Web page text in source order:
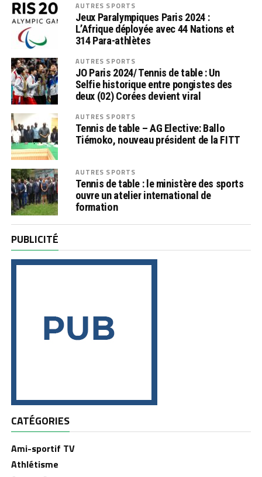
AUTRES SPORTS
Jeux Paralympiques Paris 2024 :
L’Afrique déployée avec 44 Nations et
314 Para-athlètes
AUTRES SPORTS
JO Paris 2024/ Tennis de table : Un
Selfie historique entre pongistes des
deux (02) Corées devient viral
AUTRES SPORTS
Tennis de table – AG Elective: Ballo
Tiémoko, nouveau président de la FITT
AUTRES SPORTS
Tennis de table : le ministère des sports
ouvre un atelier international de
formation
PUBLICITÉ
CATÉGORIES
Ami-sportif TV
Athlétisme